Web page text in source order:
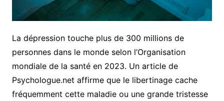
La dépression touche plus de 300 millions de
personnes dans le monde selon l’Organisation
mondiale de la santé en 2023. Un article de
Psychologue.net affirme que le libertinage cache
fréquemment cette maladie ou une grande tristesse